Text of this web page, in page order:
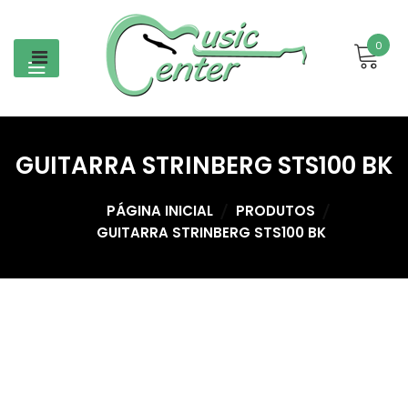
content
0
GUITARRA STRINBERG STS100 BK
PÁGINA INICIAL
PRODUTOS
GUITARRA STRINBERG STS100 BK